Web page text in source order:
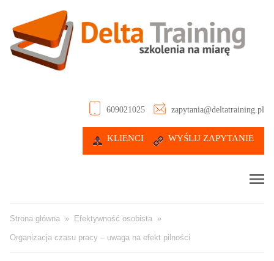
609021025 zapytania@deltatraining.pl
KLIENCI WYŚLIJ ZAPYTANIE
Strona główna » Efektywność osobista »
Organizacja czasu pracy – uwaga na efekt pilności